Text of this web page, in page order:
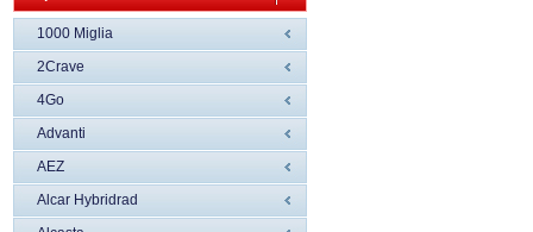
1000 Miglia
2Crave
4Go
Advanti
AEZ
Alcar Hybridrad